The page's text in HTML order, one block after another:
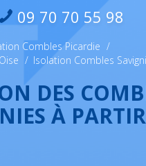
09 70 70 55 98
Combles Picardie /
/ Isolation Combles
DES
À